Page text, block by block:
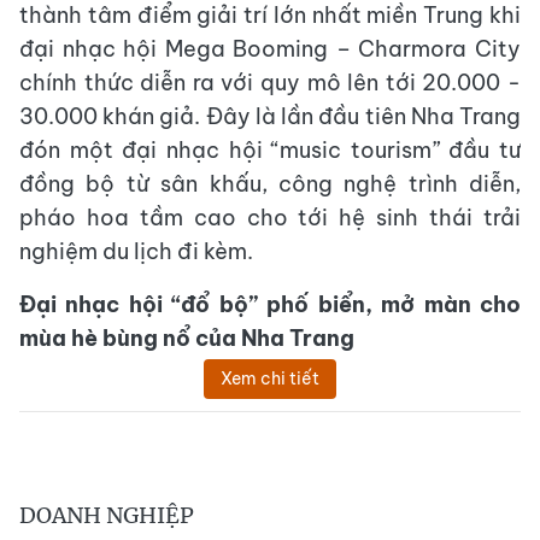
thành tâm điểm giải trí lớn nhất miền Trung khi
đại nhạc hội Mega Booming – Charmora City
chính thức diễn ra với quy mô lên tới 20.000 -
30.000 khán giả. Đây là lần đầu tiên Nha Trang
đón một đại nhạc hội “music tourism” đầu tư
đồng bộ từ sân khấu, công nghệ trình diễn,
pháo hoa tầm cao cho tới hệ sinh thái trải
nghiệm du lịch đi kèm.
Đại nhạc hội “đổ bộ” phố biển, mở màn cho
mùa hè bùng nổ của Nha Trang
Xem chi tiết
DOANH NGHIỆP